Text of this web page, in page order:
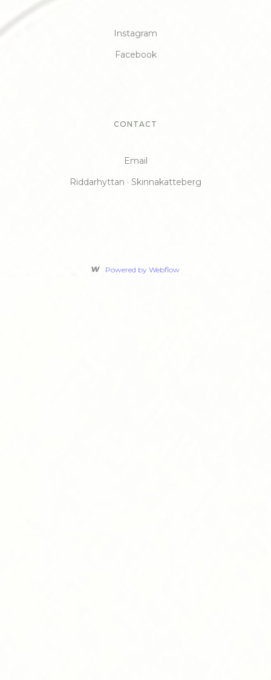
Instagram
Facebook
CONTACT
Email
Riddarhyttan · Skinnakatteberg
Powered by Webflow